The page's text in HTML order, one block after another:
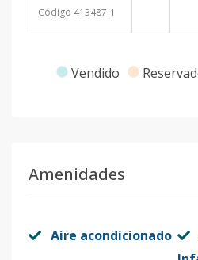
Código 413487-1
Vendido
Amenidades
Aire acondicionado